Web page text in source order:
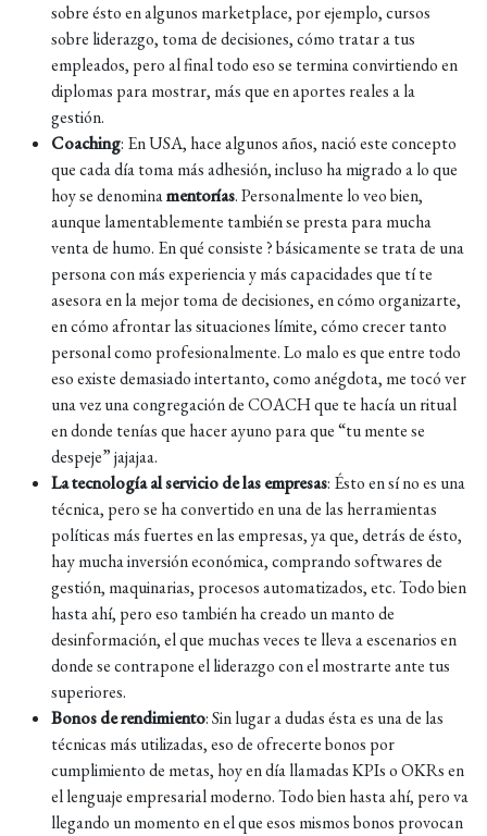
sobre ésto en algunos marketplace, por ejemplo, cursos
sobre liderazgo, toma de decisiones, cómo tratar a tus
empleados, pero al final todo eso se termina convirtiendo en
diplomas para mostrar, más que en aportes reales a la
gestión.
Coaching: En USA, hace algunos años, nació este concepto
que cada día toma más adhesión, incluso ha migrado a lo que
hoy se denominamentorías. Personalmente lo veo bien,
aunque lamentablemente también se presta para mucha
venta de humo. En qué consiste ? básicamente se trata de una
persona con más experiencia y más capacidades que tí te
asesora en la mejor toma de decisiones, en cómo organizarte,
en cómo afrontar las situaciones límite, cómo crecer tanto
personal como profesionalmente. Lo malo es que entre todo
eso existe demasiado intertanto, como anégdota, me tocó ver
una vez una congregación de COACH que te hacía un ritual
en donde tenías que hacer ayuno para que “tu mente se
despeje” jajajaa.
La tecnología al servicio de las empresas: Ésto en sí no es una
técnica, pero se ha convertido en una de las herramientas
políticas más fuertes en las empresas, ya que, detrás de ésto,
hay mucha inversión económica, comprando softwares de
gestión, maquinarias, procesos automatizados, etc. Todo bien
hasta ahí, pero eso también ha creado un manto de
desinformación, el que muchas veces te lleva a escenarios en
donde se contrapone el liderazgo con el mostrarte ante tus
superiores.
Bonos de rendimiento: Sin lugar a dudas ésta es una de las
técnicas más utilizadas, eso de ofrecerte bonos por
cumplimiento de metas, hoy en día llamadas KPIs o OKRs en
el lenguaje empresarial moderno. Todo bien hasta ahí, pero va
llegando un momento en el que esos mismos bonos provocan